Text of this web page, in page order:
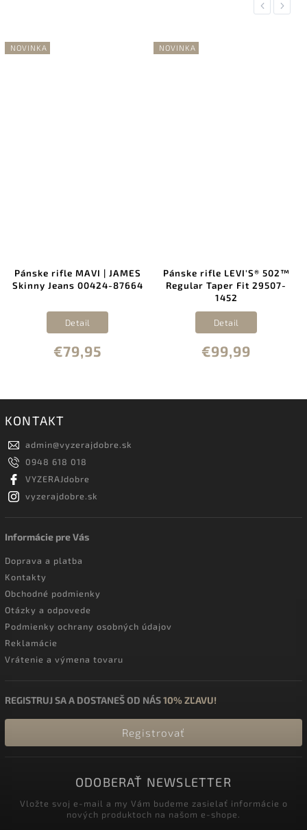
Previous
NOVINKA
Pánske rifle MAVI | JAMES
Skinny Jeans 00424-87664
€79,95
Detail
NOVINKA
Pánske rifle LEVI'S® 502™
Regular Taper Fit 29507-
1452
€99,99
Detail
Next
KONTAKT
admin@vyzerajdobre.sk
0948 618 018
VYZERAJdobre
vyzerajdobre.sk
Informácie pre Vás
Doprava a platba
Kontakty
Obchodné podmienky
Otázky a odpovede
Podmienky ochrany osobných údajov
Reklamácie
Vrátenie a výmena tovaru
REGISTRUJ SA A DOSTANEŠ OD NÁS10% ZĽAVU!
Registrovať
ODOBERAŤ NEWSLETTER
Vložte svoj e-mail a my Vám budeme zasielať informácie o
nových produktoch na našom e-shope.